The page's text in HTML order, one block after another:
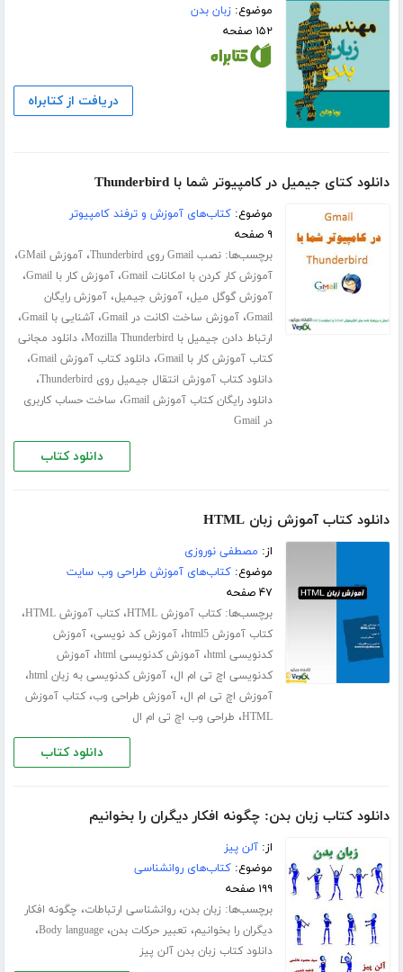
موضوع:زبان بدن
۱۵۲ صفحه
دریافت از کتابراه
دانلود کتای جیمیل در کامپیوتر شما با Thunderbird
موضوع:کتاب‌های آموزش و ترفند کامپیوتر
۹ صفحه
برچسب‌ها:نصب Gmail روی Thunderbird ،آموزش GMail ،
آموزش کار کردن با امکانات Gmail ،آموزش کار با Gmail ،
آموزش گوگل میل،آموزش جیمیل،آموزش رایگان
Gmail،آموزش ساخت اکانت در Gmail ،آشنایی با Gmail ،
ارتباط دادن جیمیل با Mozilla Thunderbird ،دانلود مجانی
کتاب آموزش کار با Gmail
،دانلود کتاب آموزش Gmail ،
دانلود کتاب آموزش انتقال جیمیل روی Thunderbird ،
دانلود رایگان کتاب آموزش Gmail ، ساخت حساب کاربری
در Gmail
دانلود کتاب
دانلود کتاب آموزش زبان HTML
از: مصطفی نوروزی
موضوع:کتاب‌های آموزش طراحی وب سایت
۴۷ صفحه
برچسب‌ها:کتاب آموزش HTML ،کتاب آموزش HTML ،
کتاب آموزش html5 ،آموزش کد نویسی،آموزش
کدنویسی html
،آموزش کدنویسی html ،آموزش
کدنویسی اچ تی ام ال،آموزش کدنویسی به زبان html ،
آموزش اچ تی ام ال،آموزش طراحی وب،کتاب آموزش
HTML، طراحی وب اچ تی ام ال
دانلود کتاب
دانلود کتاب زبان بدن: چگونه افکار دیگران را بخوانیم
از:آلن پیز
موضوع:کتاب‌های روانشناسی
۱۹۹ صفحه
برچسب‌ها: زبان بدن،روانشناسی ارتباطات، چگونه افکار
دیگران را بخوانیم، تعبیر حرکات بدن،Body language،
دانلود کتاب زبان بدن آلن پیز